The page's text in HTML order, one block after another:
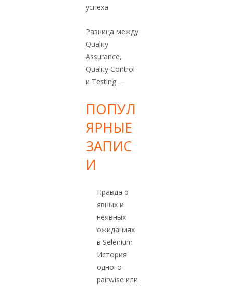
успеха
Разница между
Quality
Assurance,
Quality Control
и Testing …
ПОПУЛ
ЯРНЫЕ
ЗАПИС
И
Правда о
явных и
неявных
ожиданиях
в Selenium
История
одного
pairwise или